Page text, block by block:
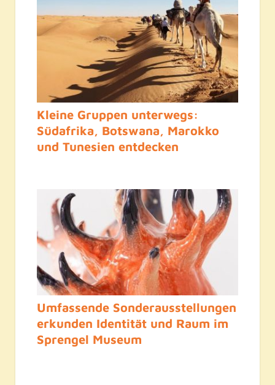
Kleine Gruppen unterwegs:
Südafrika, Botswana, Marokko
und Tunesien entdecken
Umfassende Sonderausstellungen
erkunden Identität und Raum im
Sprengel Museum